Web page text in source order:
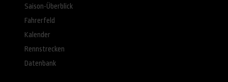
Saison-Überblick
Fahrerfeld
Kalender
Rennstrecken
Datenbank